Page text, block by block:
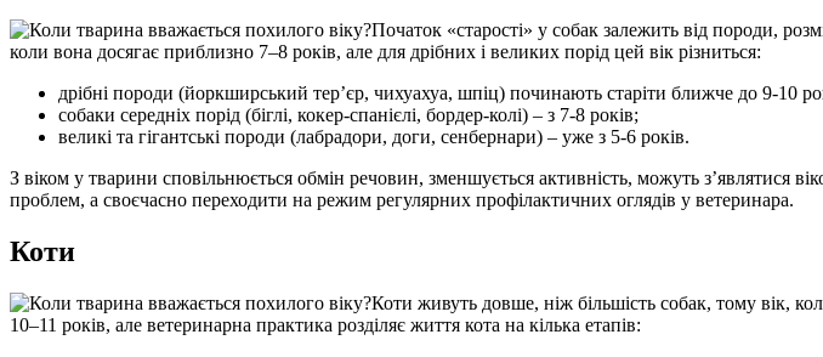
Початок «старості» у собак залежить від породи,
коли вона досягає приблизно 7–8 років, але для дрібних і великих порід цей вік різниться:
дрібні породи (йоркширський тер’єр, чихуахуа, шпіц) починають старіти ближче до 9-10
собаки середніх порід (біглі, кокер-спанієлі, бордер-колі) – з 7-8 років;
великі та гігантські породи (лабрадори, доги, сенбернари) – уже з 5-6 років.
З віком у тварини сповільнюється обмін речовин, зменшується активність, можуть з’являтися
проблем, а своєчасно переходити на режим регулярних профілактичних оглядів у ветеринара.
Коти
Коти живуть довше, ніж більшість собак, тому вік,
10–11 років, але ветеринарна практика розділяє життя кота на кілька етапів: